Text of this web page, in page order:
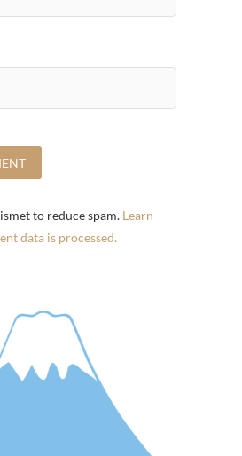
to reduce spam. Learn
data is processed.